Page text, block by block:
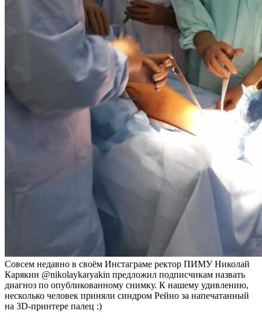
Совсем недавно в своём Инстаграме ректор ПИМУ Николай
Карякин @nikolaykaryakin предложил подписчикам назвать
диагноз по опубликованному снимку. К нашему удивлению,
несколько человек приняли синдром Рейно за напечатанный
на 3D-принтере палец :)